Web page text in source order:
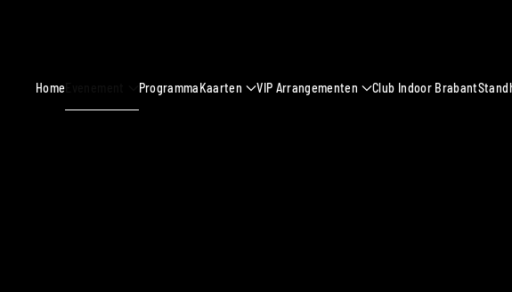
Home ProgrammaKaarten VIP Arrangementen Club Indoor Brabant